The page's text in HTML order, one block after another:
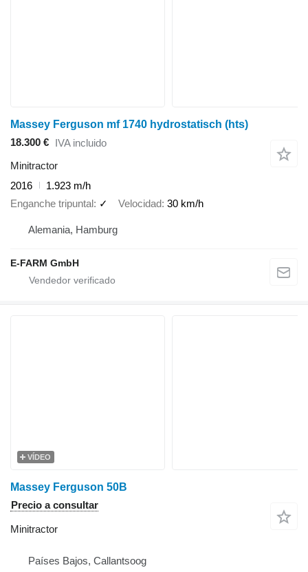
Massey Ferguson mf 1740 hydrostatisch (hts)
18.300 € IVA incluido
Minitractor
2016
1.923 m/h
Enganche tripuntal ✓ Velocidad 30 km/h
Alemania, Hamburg
E-FARM GmbH
VÍDEO
Massey Ferguson 50B
Precio a consultar
Minitractor
Países Bajos, Callantsoog